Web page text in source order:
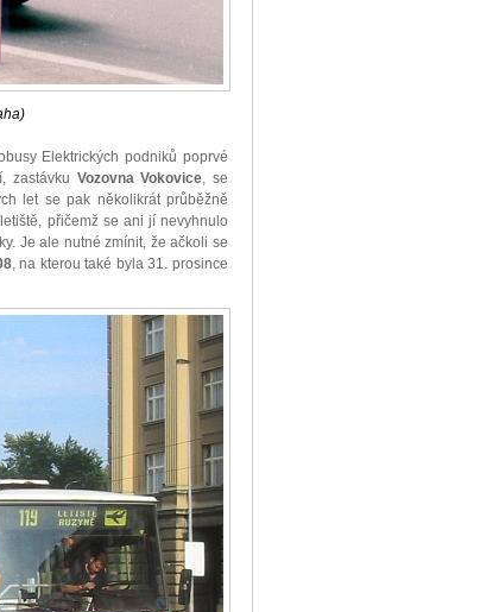
Elektrických podniků poprvé
zastávku Vozovna Vokovice, se
let se pak několikrát průběžně
přičemž se ani jí nevyhnulo
Je ale nutné zmínit, že ačkoli se
, na kterou také byla 31. prosince